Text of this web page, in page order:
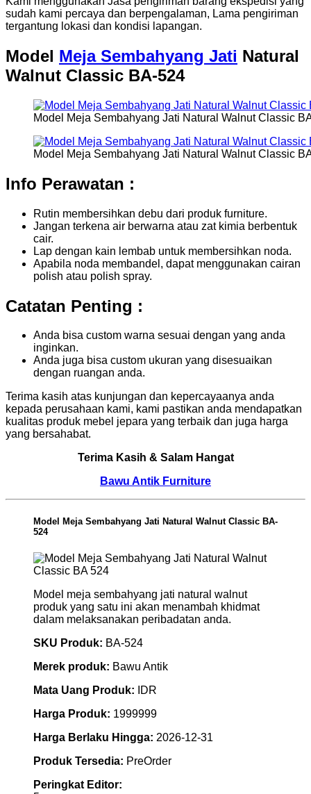
sudah kami percaya dan berpengalaman, Lama pengiriman
tergantung lokasi dan kondisi lapangan.
Model Meja Sembahyang Jati Natural
Walnut Classic BA-524
Model Meja Sembahyang Jati Natural Walnut Classic
Model Meja Sembahyang Jati Natural Walnut Classic
Info Perawatan :
Rutin membersihkan debu dari produk furniture.
Jangan terkena air berwarna atau zat kimia berbentuk
cair.
Lap dengan kain lembab untuk membersihkan noda.
Apabila noda membandel, dapat menggunakan cairan
polish atau polish spray.
Catatan Penting :
Anda bisa custom warna sesuai dengan yang anda
inginkan.
Anda juga bisa custom ukuran yang disesuaikan
dengan ruangan anda.
Terima kasih atas kunjungan dan kepercayaanya anda
kepada perusahaan kami, kami pastikan anda mendapatkan
kualitas produk mebel jepara yang terbaik dan juga harga
yang bersahabat.
Terima Kasih & Salam Hangat
Bawu Antik Furniture
Model Meja Sembahyang Jati Natural Walnut Classic BA-
524
Model meja sembahyang jati natural walnut
produk yang satu ini akan menambah khidmat
dalam melaksanakan peribadatan anda.
SKU Produk: BA-524
Merek produk: Bawu Antik
Mata Uang Produk:
IDR
Harga Produk: 1999999
Harga Berlaku Hingga: 2026-12-31
Produk Tersedia: PreOrder
Peringkat Editor: